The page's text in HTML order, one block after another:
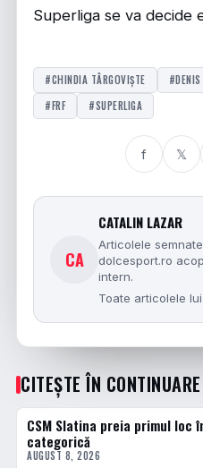
Superliga se va decide
#CHINDIA TÂRGOVIȘTE
#FRF
#SUPERLIGA
f 𝕏
CA
CATALIN LAZAR
Articolele
dolcesport.ro
intern.
Toate articolele
CITEȘTE ÎN CONTINUARE
FOTBAL INTERN
CSM Slatina preia primul loc
categorică
AUGUST 8, 2026